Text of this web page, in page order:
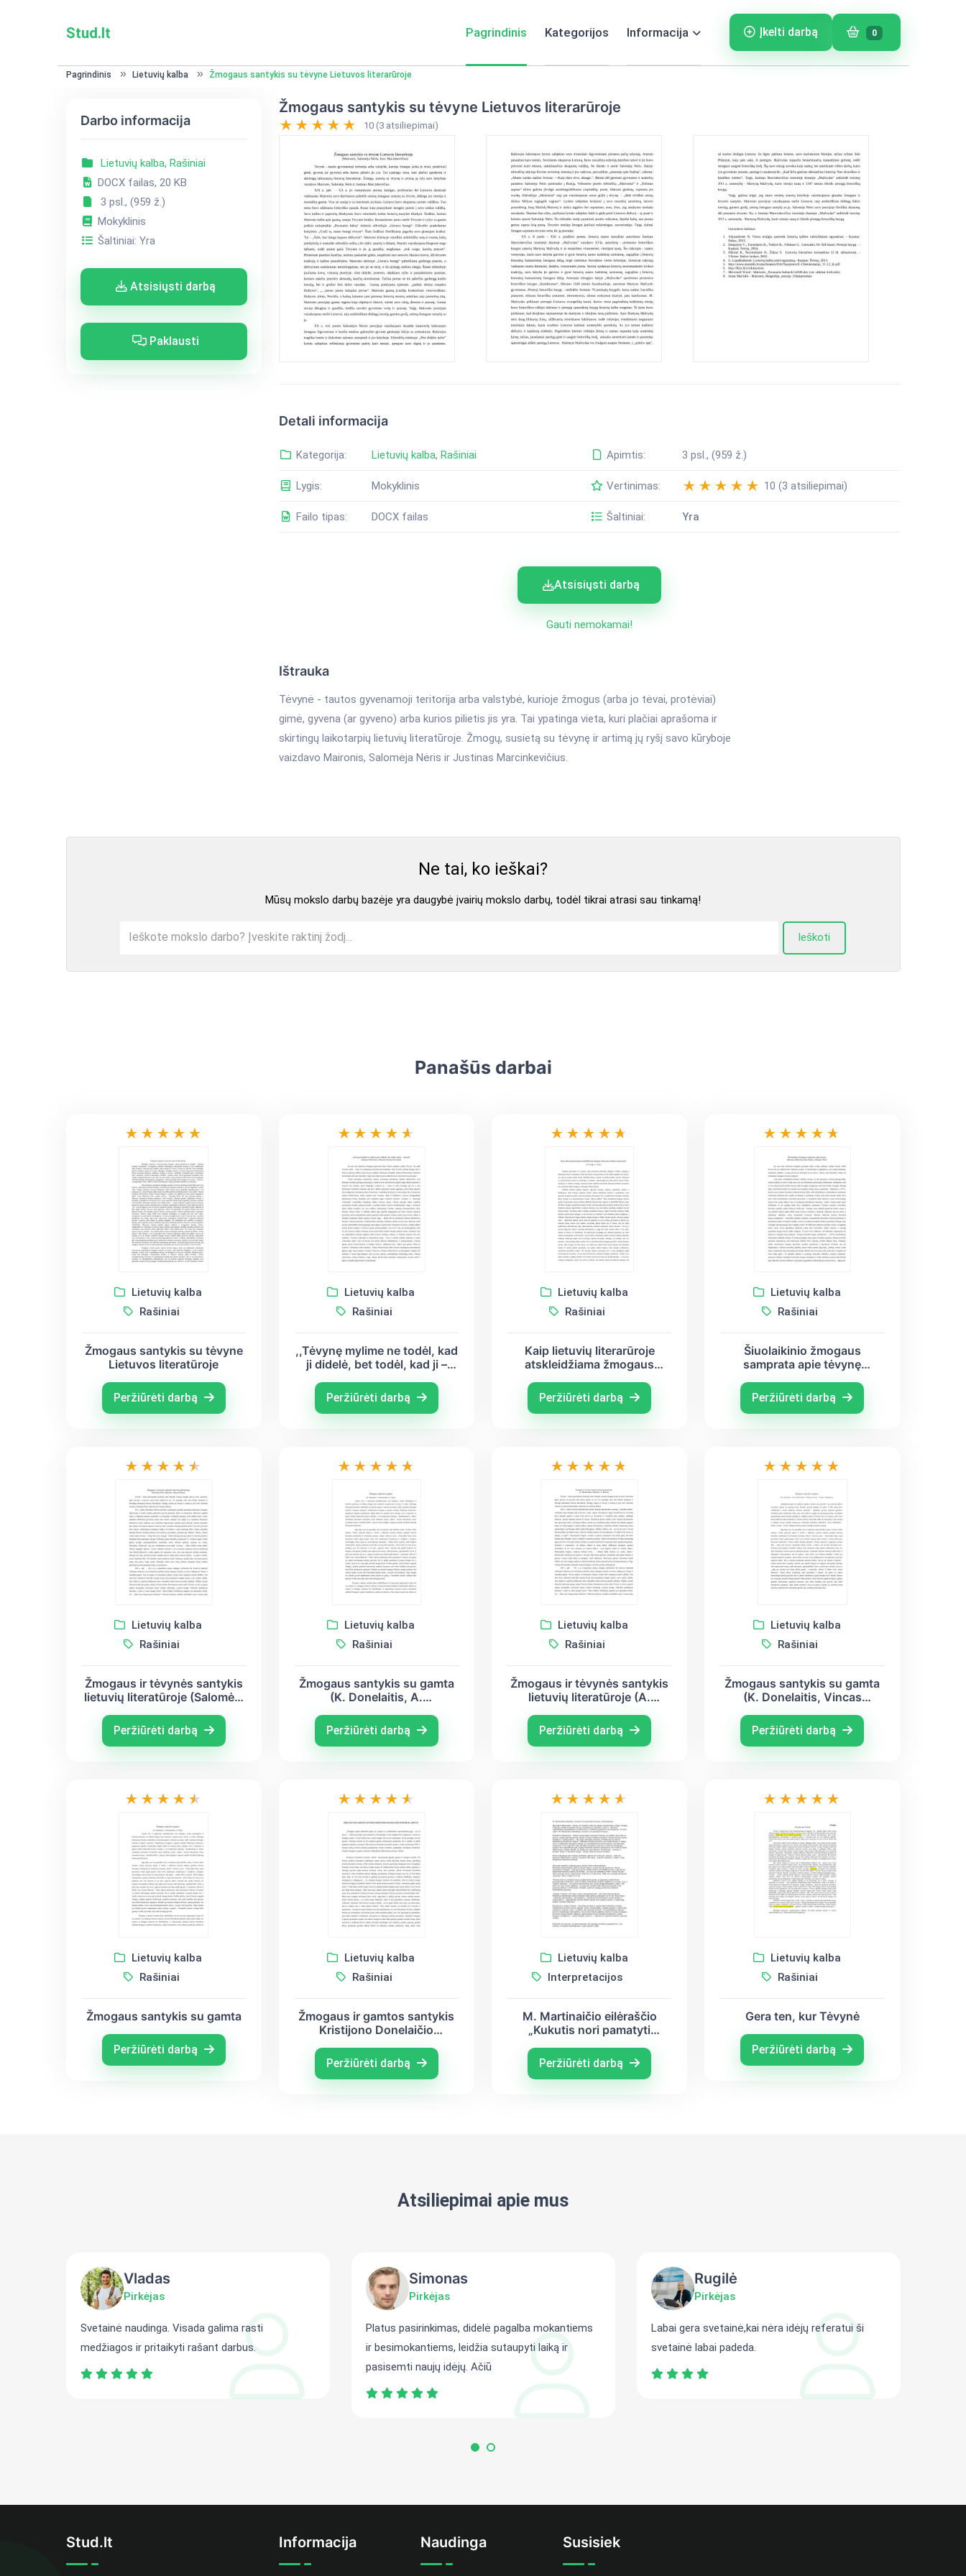
Stud.lt Pagrindinis Kategorijos Informacija Įkelti darbą 0
Pagrindinis Lietuvių kalba Žmogaus santykis su tėvyne Lietuvos literarūroje
Darbo informacija
Lietuvių kalba, Rašiniai
DOCX failas, 20 KB
3 psl., (959 ž.)
Mokyklinis
Šaltiniai: Yra
Atsisiųsti darbą
Paklausti
Žmogaus santykis su tėvyne Lietuvos literarūroje
10 (3 atsiliepimai)
Detali informacija
Kategorija: Lietuvių kalba, Rašiniai
Lygis: Mokyklinis
Failo tipas: DOCX failas
Apimtis: 3 psl., (959 ž.)
Vertinimas: 10 (3 atsiliepimai)
Šaltiniai: Yra
Atsisiųsti darbą
Gauti nemokamai!
Ištrauka
Tėvynė - tautos gyvenamoji teritorija arba valstybė, kurioje žmogus (arba jo tėvai, protėviai)
gimė, gyvena (ar gyveno) arba kurios pilietis jis yra. Tai ypatinga vieta, kuri plačiai aprašoma ir
skirtingų laikotarpių lietuvių literatūroje. Žmogų, susietą su tėvynę ir artimą jų ryšį savo kūryboje
vaizdavo Maironis, Salomėja Nėris ir Justinas Marcinkevičius.
Ne tai, ko ieškai?
Mūsų mokslo darbų bazėje yra daugybė įvairių mokslo darbų, todėl tikrai atrasi sau tinkamą!
Ieškoti
Panašūs darbai
Lietuvių kalba
Rašiniai
Žmogaus santykis su tėvyne
Lietuvos literatūroje
Peržiūrėti darbą
Lietuvių kalba
Rašiniai
,,Tėvynę mylime ne todėl, kad
ji didelė, bet todėl, kad ji –
Mickevičius, Maironis,
Bronius Krivickas)
Peržiūrėti darbą
Lietuvių kalba
Rašiniai
Kaip lietuvių literarūroje
atskleidžiama žmogaus
situacijose? (B. Sruoga, S.
Nėris)
Peržiūrėti darbą
Lietuvių kalba
Rašiniai
Šiuolaikinio žmogaus
samprata apie tėvynę
Šepetys, Salomėja Nėris)
Peržiūrėti darbą
Lietuvių kalba
Rašiniai
Žmogaus ir tėvynės santykis
lietuvių literatūroje (Salomėja
Škėma)
Peržiūrėti darbą
Lietuvių kalba
Rašiniai
Žmogaus santykis su gamta
(K. Donelaitis, A.
Peržiūrėti darbą
Lietuvių kalba
Rašiniai
Žmogaus ir tėvynės santykis
lietuvių literatūroje (A.
Škėma)
Peržiūrėti darbą
Lietuvių kalba
Rašiniai
Žmogaus santykis su gamta
(K. Donelaitis, Vincas
– Tumas Vaižgantas)
Peržiūrėti darbą
Lietuvių kalba
Rašiniai
Žmogaus santykis su gamta
Peržiūrėti darbą
Lietuvių kalba
Rašiniai
Žmogaus ir gamtos santykis
Kristijono Donelaičio
Peržiūrėti darbą
Lietuvių kalba
Interpretacijos
M. Martinaičio eilėraščio
„Kukutis nori pamatyti
Peržiūrėti darbą
Lietuvių kalba
Rašiniai
Gera ten, kur Tėvynė
Peržiūrėti darbą
Atsiliepimai apie mus
Vladas
Pirkėjas
Svetainė naudinga. Visada galima rasti
medžiagos ir pritaikyti rašant darbus.
Simonas
Pirkėjas
Platus pasirinkimas, didelė pagalba mokantiems
ir besimokantiems, leidžia sutaupyti laiką ir
pasisemti naujų idėjų. Ačiū
Rugilė
Pirkėjas
Labai gera svetainė,kai nėra idėjų referatui ši
svetainė labai padeda.
Stud.lt Informacija Naudinga Susisiek